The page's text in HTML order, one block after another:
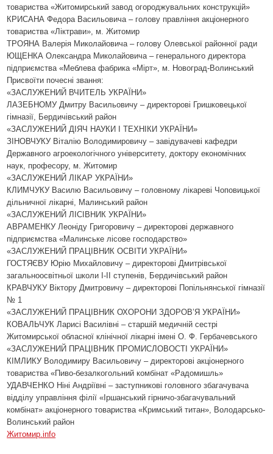
товариства «Житомирський завод огороджувальних конструкцій»
КРИСАНА Федора Васильовича – голову правління акціонерного
товариства «Ліктрави», м. Житомир
ТРОЯНА Валерія Миколайовича – голову Олевської районної ради
ЮЩЕНКА Олександра Миколайовича – генерального директора
підприємства «Меблева фабрика «Мірт», м. Новоград-Волинський
Присвоїти почесні звання:
«ЗАСЛУЖЕНИЙ ВЧИТЕЛЬ УКРАЇНИ»
ЛАЗЕБНОМУ Дмитру Васильовичу – директорові Гришковецької
гімназії, Бердичівський район
«ЗАСЛУЖЕНИЙ ДІЯЧ НАУКИ І ТЕХНІКИ УКРАЇНИ»
ЗІНОВЧУКУ Віталію Володимировичу – завідувачеві кафедри
Державного агроекологічного університету, доктору економічних
наук, професору, м. Житомир
«ЗАСЛУЖЕНИЙ ЛІКАР УКРАЇНИ»
КЛИМЧУКУ Василю Васильовичу – головному лікареві Чоповицької
дільничної лікарні, Малинський район
«ЗАСЛУЖЕНИЙ ЛІСІВНИК УКРАЇНИ»
АВРАМЕНКУ Леоніду Григоровичу – директорові державного
підприємства «Малинське лісове господарство»
«ЗАСЛУЖЕНИЙ ПРАЦІВНИК ОСВІТИ УКРАЇНИ»
ГОСТЯЄВУ Юрію Михайловичу – директорові Дмитрівської
загальноосвітньої школи І-ІІ ступенів, Бердичівський район
КРАВЧУКУ Віктору Дмитровичу – директорові Попільнянської гімназії
№ 1
«ЗАСЛУЖЕНИЙ ПРАЦІВНИК ОХОРОНИ ЗДОРОВ’Я УКРАЇНИ»
КОВАЛЬЧУК Ларисі Василівні – старшій медичній сестрі
Житомирської обласної клінічної лікарні імені О. Ф. Гербачевського
«ЗАСЛУЖЕНИЙ ПРАЦІВНИК ПРОМИСЛОВОСТІ УКРАЇНИ»
КІМЛИКУ Володимиру Васильовичу – директорові акціонерного
товариства «Пиво-безалкогольний комбінат «Радомишль»
УДАВЧЕНКО Ніні Андріївні – заступникові головного збагачувача
відділу управління філії «Іршанський гірничо-збагачувальний
комбінат» акціонерного товариства «Кримський титан», Володарсько-
Волинський район
Житомир.info